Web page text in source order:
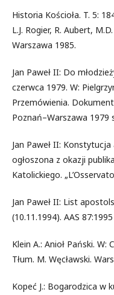
Historia Kościoła. T. 5:
L.J. Rogier, R. Aubert,
Warszawa 1985.
Jan Paweł II: Do
czerwca 1979. W:
Przemówienia.
Poznań–Warszawa 1979
Jan Paweł II:
ogłoszona z okazji
Katolickiego.
Jan Paweł II: List
(10.11.1994). AAS
Klein A.: Anioł Pański. W:
Tłum. M. Węcławski.
Kopeć J.: Bogarodzica w